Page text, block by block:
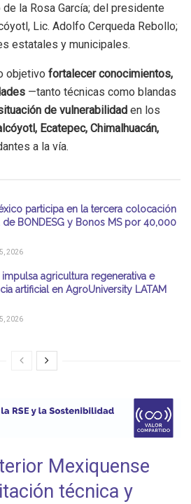
la Rosa García; del presidente
Lic. Adolfo Cerqueda Rebollo;
estatales y municipales.
objetivo fortalecer conocimientos,
—tanto técnicas como blandas
de vulnerabilidad en los
Ecatepec, Chimalhuacán,
a la vía.
participa en la tercera colocación
de BONDESG y Bonos MS por 40,000
2026
impulsa agricultura regenerativa e
artificial en AgroUniversity LATAM
2026
Mexiquense
técnica y